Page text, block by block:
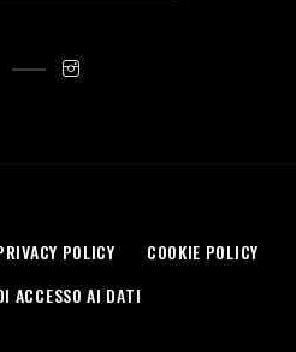
POLICY
COOKIE POLICY
ACCESSO AI DATI